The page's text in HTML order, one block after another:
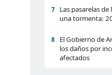
7
Las pasarelas
una tormenta:
8
El Gobierno de
los daños por
afectados